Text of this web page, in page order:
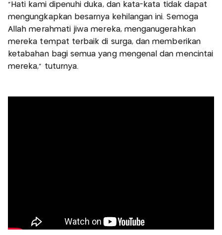
“Hati kami dipenuhi duka, dan kata-kata tidak dapat
mengungkapkan besarnya kehilangan ini. Semoga
Allah merahmati jiwa mereka, menganugerahkan
mereka tempat terbaik di surga, dan memberikan
ketabahan bagi semua yang mengenal dan mencintai
mereka,” tuturnya.